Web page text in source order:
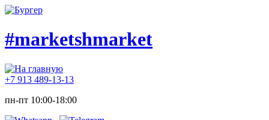
#marketshmarket
+7 913 489-13-13
пн-пт 10:00-18:00